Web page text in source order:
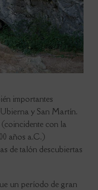
importantes
y San Martín.
con la
años a.C.)
de talón descubiertas
un período de gran